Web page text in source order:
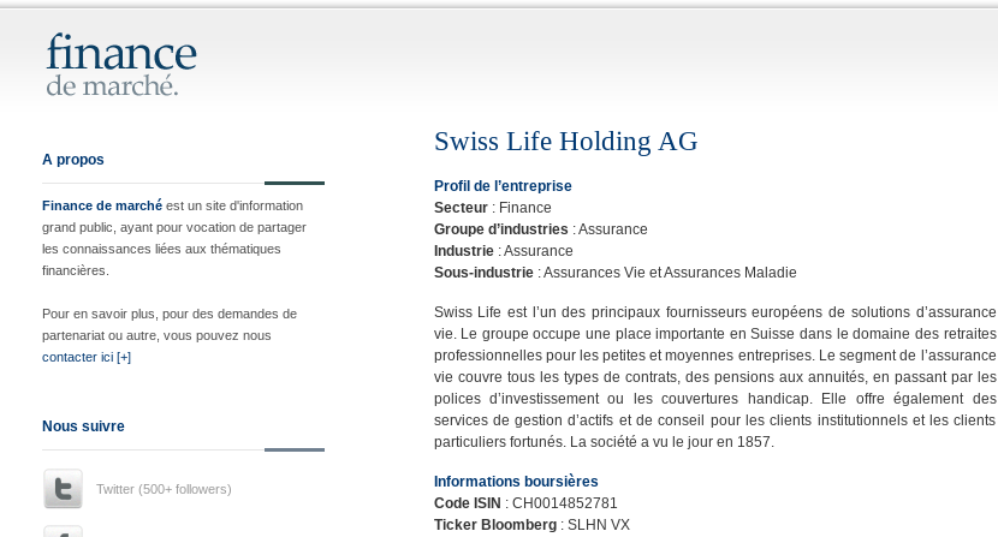
A propos
Finance de marchéest un site d'information
grand public, ayant pour vocation de partager
les connaissances liées aux thématiques
financières.
Pour en savoir plus, pour des demandes de
partenariat ou autre, vous pouvez nous
contacter ici [+]
Nous suivre
Twitter (500+ followers)
Swiss Life Holding AG
Profil de l’entreprise
Secteur: Finance
Groupe d’industries : Assurance
Industrie: Assurance
Sous-industrie: Assurances Vie et Assurances Maladie
Swiss Life est l’un des principaux fournisseurs européens de solutions d’assurance
vie. Le groupe occupe une place importante en Suisse dans le domaine des retraites
professionnelles pour les petites et moyennes entreprises. Le segment de l’assurance
vie couvre tous les types de contrats, des pensions aux annuités, en passant par les
polices d’investissement ou les couvertures handicap. Elle offre également des
services de gestion d’actifs et de conseil pour les clients institutionnels et les clients
particuliers fortunés. La société a vu le jour en 1857.
Informations boursières
Code ISIN : CH0014852781
Ticker Bloomberg: SLHN VX